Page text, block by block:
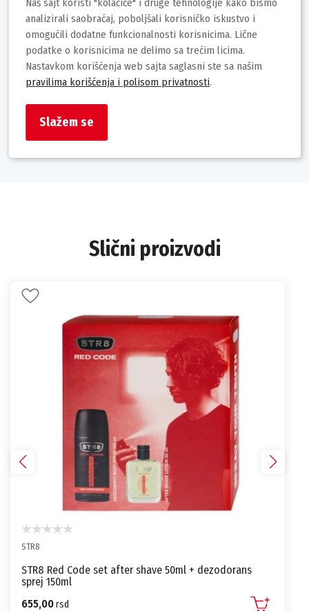
Deklaracija
Brend: Dolce & Gabbana
Uvoznik / proizvođač:
Zemlja porekla:EU
Barkod:8057971187461
Slični proizvodi
STR8
STR8 Red Code set after shave 50ml + dezodorans
sprej 150ml
655,00rsd
analizirali saobraćaj, poboljšali korisničko iskustvo i
omogućili dodatne funkcionalnosti korisnicima. Lične
podatke o korisnicima ne delimo sa trećim licima.
Nastavkom korišćenja web sajta saglasni ste sa našim
pravilima korišćenja i polisom privatnosti.
Slažem se